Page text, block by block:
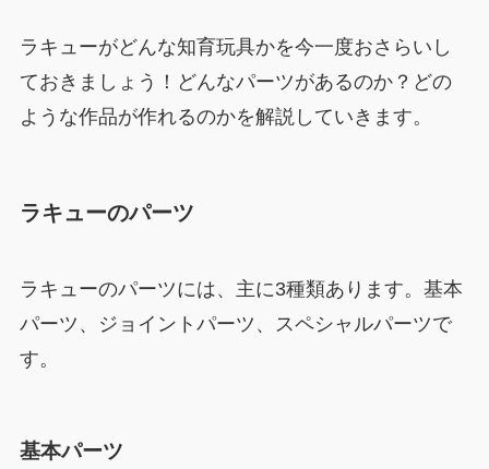
ラキューがどんな知育玩具かを今一度おさらいし
ておきましょう！どんなパーツがあるのか？どの
ような作品が作れるのかを解説していきます。
ラキューのパーツ
ラキューのパーツには、主に3種類あります。基本
パーツ、ジョイントパーツ、スペシャルパーツで
す。
基本パーツ